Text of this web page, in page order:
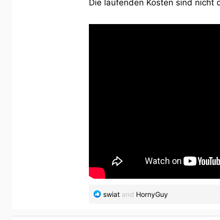
Die laufenden Kosten sind nicht
R
swiat and HornyGuy